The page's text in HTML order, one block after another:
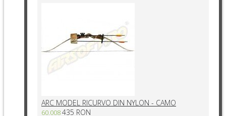
ARC MODEL RICURVO DIN NYLON - CAMO
60.008435 RON